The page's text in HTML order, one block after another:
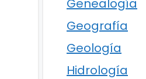
Genealogía
Geografía
Geología
Hidrología